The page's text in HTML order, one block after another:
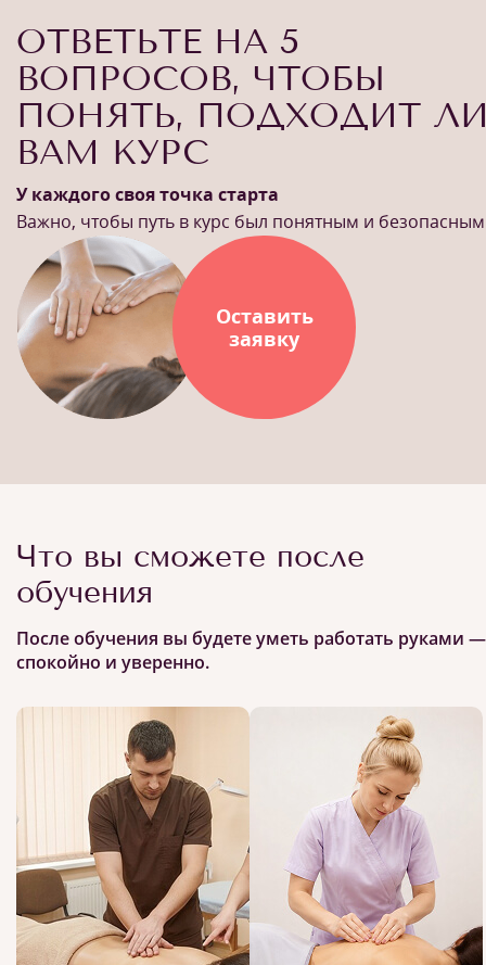
ОТВЕТЬТЕ НА 5
ВОПРОСОВ, ЧТОБЫ
ПОНЯТЬ, ПОДХОДИТ
ВАМ КУРС
У каждого своя точка старта
Важно, чтобы путь в курс был понятным и безопасным
Оставить
заявку
Что вы сможете после
обучения
После обучения вы будете уметь работать руками —
спокойно и уверенно.